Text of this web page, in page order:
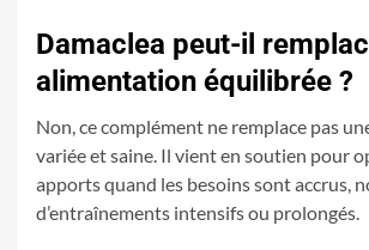
Damaclea peut-il
alimentation équilibrée ?
Non, ce complément ne remplace pas
variée et saine. Il vient en soutien pour
apports quand les besoins sont accrus,
d’entraînements intensifs ou prolongés.